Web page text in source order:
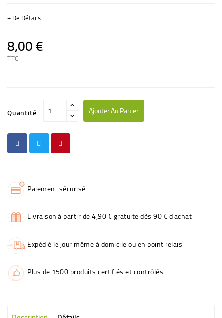
+ De Détails
8,00 €
TTC
Quantité Ajouter Au Panier
Paiement sécurisé
Livraison à partir de 4,90 € gratuite dès 90 € d'achat
Expédié le jour même à domicile ou en point relais
Plus de 1500 produits certifiés et contrôlés